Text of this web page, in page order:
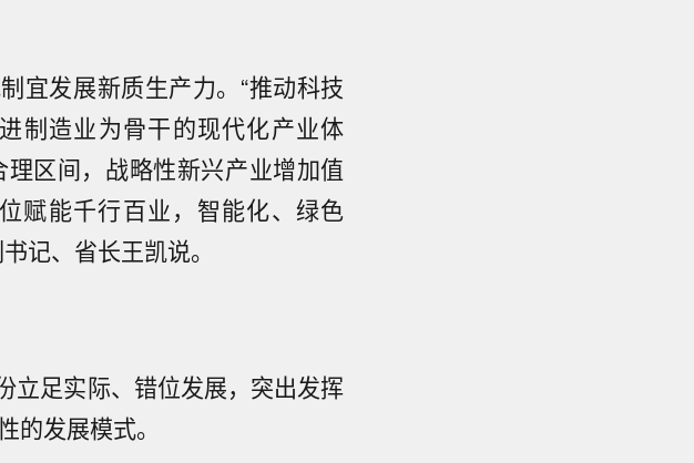
宜发展新质生产力。“推动科技
制造业为骨干的现代化产业体
区间，战略性新兴产业增加值
赋能千行百业，智能化、绿色
记、省长王凯说。
立足实际、错位发展，突出发挥
的发展模式。